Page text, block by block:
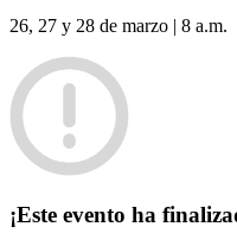
26, 27 y 28 de marzo | 8 a.m.
¡Este evento ha